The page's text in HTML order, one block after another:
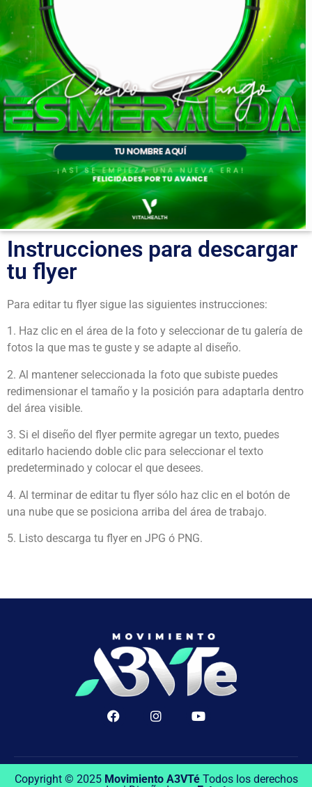
Instrucciones para descargar
tu flyer
Para editar tu flyer sigue las siguientes instrucciones:
1. Haz clic en el área de la foto y seleccionar de tu galería de
fotos la que mas te guste y se adapte al diseño.
2. Al mantener seleccionada la foto que subiste puedes
redimensionar el tamaño y la posición para adaptarla dentro
del área visible.
3. Si el diseño del flyer permite agregar un texto, puedes
editarlo haciendo doble clic para seleccionar el texto
predeterminado y colocar el que desees.
4. Al terminar de editar tu flyer sólo haz clic en el botón de
una nube que se posiciona arriba del área de trabajo.
5. Listo descarga tu flyer en JPG ó PNG.
Copyright © 2025 Movimiento A3VTéTodos los derechos